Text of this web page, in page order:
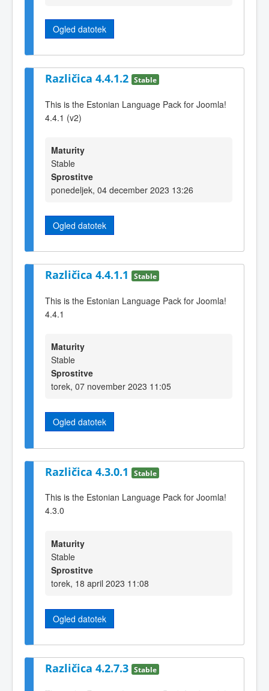
Ogled datotek
Različica 4.4.1.2 Stable
This is the Estonian Language Pack for Joomla!
4.4.1 (v2)
Maturity
Stable
Sprostitve
ponedeljek, 04 december 2023 13:26
Ogled datotek
Različica 4.4.1.1 Stable
This is the Estonian Language Pack for Joomla!
4.4.1
Maturity
Stable
Sprostitve
torek, 07 november 2023 11:05
Ogled datotek
Različica 4.3.0.1 Stable
This is the Estonian Language Pack for Joomla!
4.3.0
Maturity
Stable
Sprostitve
torek, 18 april 2023 11:08
Ogled datotek
Različica 4.2.7.3 Stable